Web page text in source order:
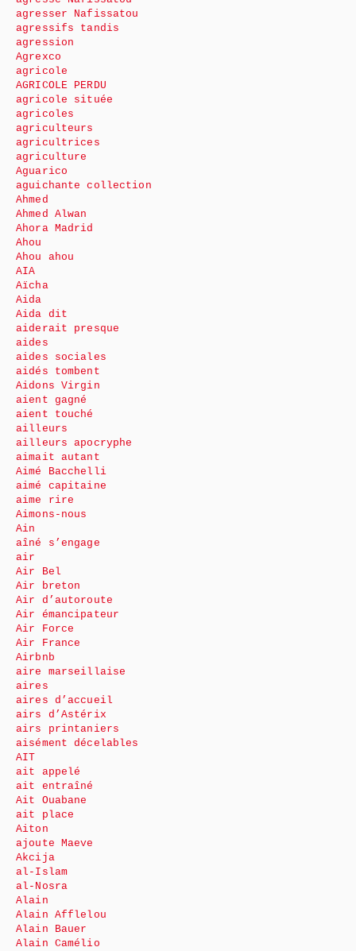
agresser Nafissatou
agressifs tandis
agression
Agrexco
agricole
AGRICOLE PERDU
agricole située
agricoles
agriculteurs
agricultrices
agriculture
Aguarico
aguichante collection
Ahmed
Ahmed Alwan
Ahora Madrid
Ahou
Ahou ahou
AIA
Aïcha
Aida
Aida dit
aiderait presque
aides
aides sociales
aidés tombent
Aidons Virgin
aient gagné
aient touché
ailleurs
ailleurs apocryphe
aimait autant
Aimé Bacchelli
aimé capitaine
aime rire
Aimons-nous
Ain
aîné s’engage
air
Air Bel
Air breton
Air d’autoroute
Air émancipateur
Air Force
Air France
Airbnb
aire marseillaise
aires
aires d’accueil
airs d’Astérix
airs printaniers
aisément décelables
AIT
ait appelé
ait entraîné
Ait Ouabane
ait place
Aiton
ajoute Maeve
Akcija
al-Islam
al-Nosra
Alain
Alain Afflelou
Alain Bauer
Alain Camélio